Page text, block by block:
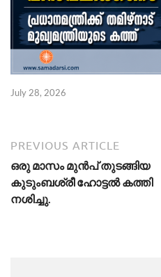
July 28, 2026
PREVIOUS ARTICLE
ഒ​രു മാ​സം മു​ൻ​പ് തു​ട​ങ്ങി​യ
കു​ടും​ബ​ശ്രീ ഹോ​ട്ട​ൽ ക​ത്തി
ന​ശി​ച്ചു.